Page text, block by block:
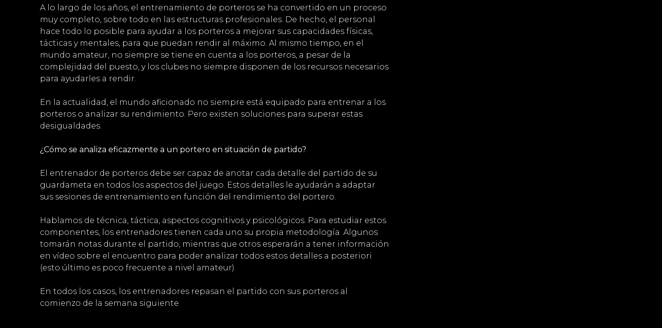
A lo largo de los años, el entrenamiento de porteros se ha convertido en un proceso
muy completo, sobre todo en las estructuras profesionales. De hecho, el personal
hace todo lo posible para ayudar a los porteros a mejorar sus capacidades físicas,
tácticas y mentales, para que puedan rendir al máximo. Al mismo tiempo, en el
mundo amateur, no siempre se tiene en cuenta a los porteros, a pesar de la
complejidad del puesto, y los clubes no siempre disponen de los recursos necesarios
para ayudarles a rendir.
En la actualidad, el mundo aficionado no siempre está equipado para entrenar a los
porteros o analizar su rendimiento. Pero existen soluciones para superar estas
desigualdades.
¿Cómo se analiza eficazmente a un portero en situación de partido?
El entrenador de porteros debe ser capaz de anotar cada detalle del partido de su
guardameta en todos los aspectos del juego. Estos detalles le ayudarán a adaptar
sus sesiones de entrenamiento en función del rendimiento del portero.
Hablamos de técnica, táctica, aspectos cognitivos y psicológicos. Para estudiar estos
componentes, los entrenadores tienen cada uno su propia metodología. Algunos
tomarán notas durante el partido, mientras que otros esperarán a tener información
en vídeo sobre el encuentro para poder analizar todos estos detalles a posteriori
(esto último es poco frecuente a nivel amateur).
En todos los casos, los entrenadores repasan el partido con sus porteros al
comienzo de la semana siguiente.